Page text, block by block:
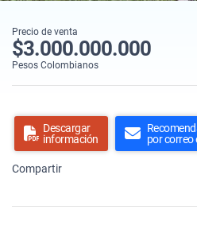
Precio de venta
$3.000.000.000
Pesos Colombianos
Descargar
información
por correo
Compartir